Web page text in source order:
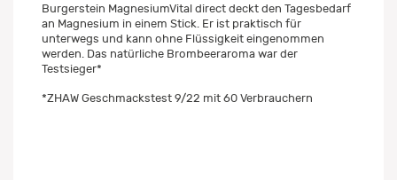
Burgerstein MagnesiumVital direct deckt den Tagesbedarf
an Magnesium in einem Stick. Er ist praktisch für
unterwegs und kann ohne Flüssigkeit eingenommen
werden. Das natürliche Brombeeraroma war der
Testsieger*
*ZHAW Geschmackstest 9/22 mit 60 Verbrauchern